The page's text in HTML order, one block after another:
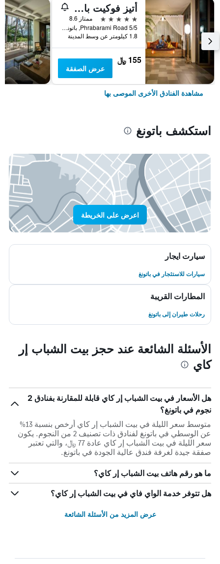
أتيز فوكيت باتونج
5 نجوم
ممتاز 8.6
5/5 Phrabarami Road, باتونغ, تايلاند
1.8 كيلومتر عن وسط المدينة
155 ﷼
عرض الصفقة
مشاهدة الفنادق الأخرى الموصى بها
استكشف باتونغ
اعرض على الخريطة
سيارت ايجار
سيارات للاستئجار في باتونغ
المطارات القريبة
رحلات طيران إلى باتونغ
الأسئلة الشائعة عند حجز بيت الشباب إر
كاي
هل الأسعار في بيت الشباب إر كاي قابلة للمقارنة بفنادق 2
نجوم في باتونغ؟
متوسط سعر الليلة في بيت الشباب إر كاي أرخص بنسبة 13%
عن الوسطي في باتونغ لفنادق ذات تصنيف 2 من النجوم. يكون
سعر الليلة في بيت الشباب إر كاي عادة 77 ﷼، والتي تعتبر
صفقة جيدة لغرفة فندق عالية الجودة في باتونغ.
ما هو رقم هاتف بيت الشباب إر كاي؟
هل تتوفر خدمة الواي فاي في بيت الشباب إر كاي؟
عرض المزيد من الأسئلة الشائعة